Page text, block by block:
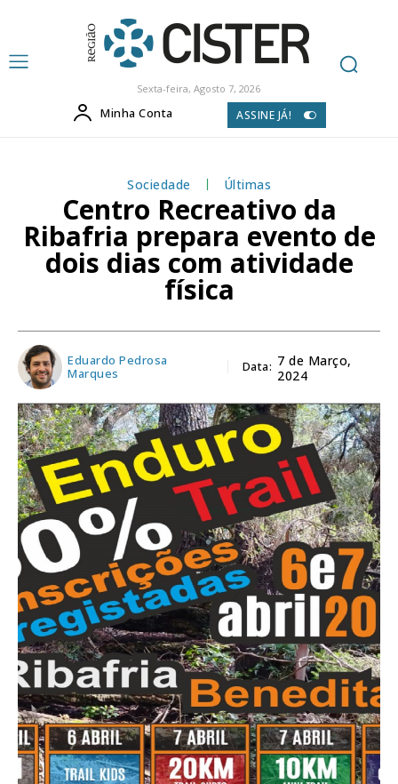
Sexta-feira, Agosto 7, 2026
Minha Conta ASSINE JÁ!
Sociedade Últimas
Centro Recreativo da
Ribafria prepara evento de
dois dias com atividade
física
Eduardo Pedrosa
Marques
Data: 7 de Março,
2024